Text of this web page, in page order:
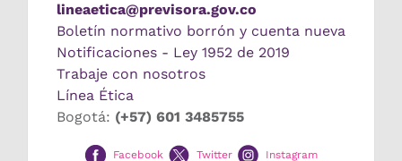
lineaetica@previsora.gov.co
Boletín normativo borrón y cuenta nueva
Notificaciones - Ley 1952 de 2019
Trabaje con nosotros
Línea Ética
Bogotá: (+57) 601 3485755
Facebook Twitter Instagram